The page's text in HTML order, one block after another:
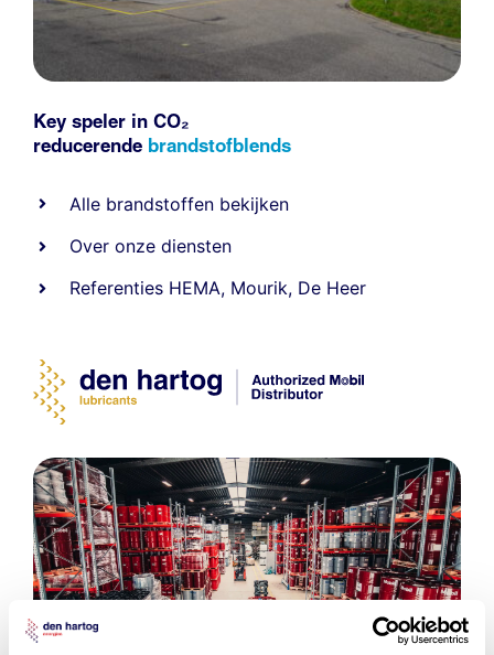
Key speler in CO₂
reducerende brandstofblends
Alle brandstoffen bekijken
Over onze diensten
Referenties HEMA, Mourik, De Heer